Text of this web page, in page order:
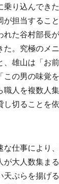
乗り込んでき
が担当するこ
れた谷村部長
た。究極のメ
、雄山は「お
この男の味覚
職人を複数人
し切ることを
仕事により
が大人数集ま
天ぷらを揚げ